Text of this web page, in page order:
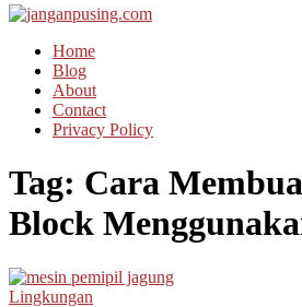
Home
Blog
About
Contact
Privacy Policy
Tag: Cara
Block
Lingkungan